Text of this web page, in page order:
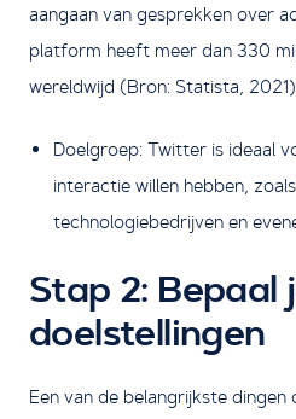
aangaan van gesprekken over
platform heeft meer dan 330
wereldwijd (Bron: Statista,
Doelgroep: Twitter is ideaal
interactie willen hebben,
technologiebedrijven en
Stap 2: Bepaal
doelstellingen
Een van de belangrijkste